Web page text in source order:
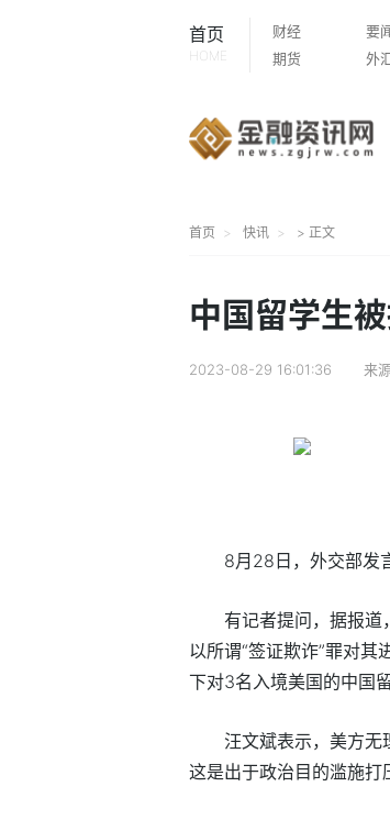
首页
HOME
财经 要
期货
外
首页 快讯 > 正文
中国留学生
2023-08-29 16:01:36 来
8月28日，外交部发
有记者提问，据报道
以所谓“签证欺诈”罪对
下对3名入境美国的中国
汪文斌表示，美方无
这是出于政治目的滥施打